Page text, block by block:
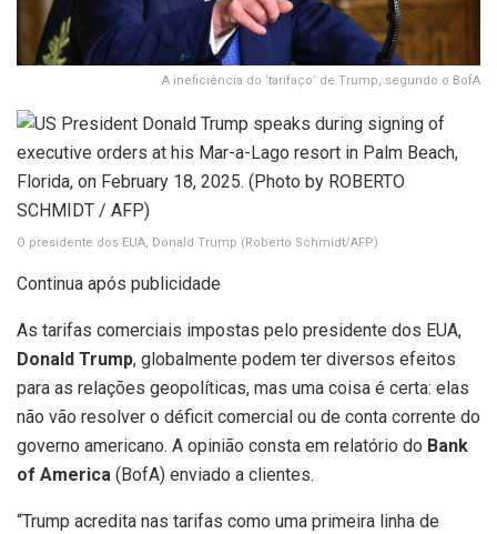
A ineficiência do ‘tarifaço’ de Trump, segundo o BofA
O presidente dos EUA, Donald Trump (Roberto Schmidt/AFP)
Continua após publicidade
As tarifas comerciais impostas pelo presidente dos EUA,
Donald Trump, globalmente podem ter diversos efeitos
para as relações geopolíticas, mas uma coisa é certa: elas
não vão resolver o déficit comercial ou de conta corrente do
governo americano. A opinião consta em relatório do Bank
of America (BofA) enviado a clientes.
“Trump acredita nas tarifas como uma primeira linha de